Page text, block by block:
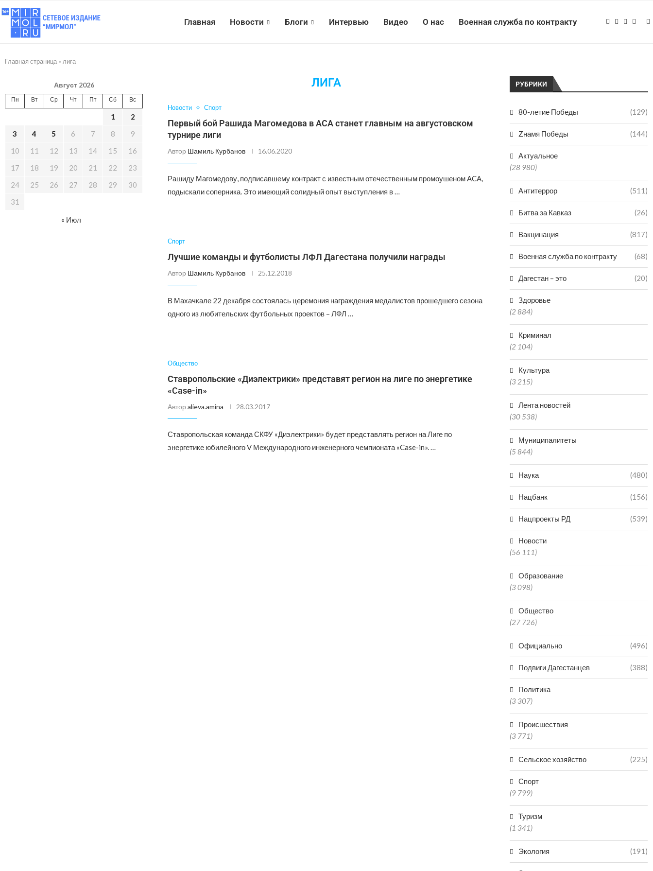
Главная Новости Блоги Интервью Видео О нас Военная служба по контракту
Главная страница » лига
ЛИГА
Новости Спорт
Первый бой Рашида Магомедова в ACA станет главным на августовском
турнире лиги
Автор Шамиль Курбанов 16.06.2020
Рашиду Магомедову, подписавшему контракт с известным отечественным промоушеном ACA,
подыскали соперника. Это имеющий солидный опыт выступления в …
Спорт
Лучшие команды и футболисты ЛФЛ Дагестана получили награды
Автор Шамиль Курбанов 25.12.2018
В Махачкале 22 декабря состоялась церемония награждения медалистов прошедшего сезона
одного из любительских футбольных проектов – ЛФЛ …
Общество
Ставропольские «Диэлектрики» представят регион на лиге по энергетике
«Case-in»
Автор alieva.amina 28.03.2017
Ставропольская команда СКФУ «Диэлектрики» будет представлять регион на Лиге по
энергетике юбилейного V Международного инженерного чемпионата «Case-in». …
РУБРИКИ
80-летие Победы (129)
Zнамя Победы (144)
Актуальное
(28 980)
Антитеррор (511)
Битва за Кавказ (26)
Вакцинация (817)
Военная служба по контракту (68)
Дагестан – это (20)
Здоровье
(2 884)
Криминал
(2 104)
Культура
(3 215)
Лента новостей
(30 538)
Муниципалитеты
(5 844)
Наука (480)
Нацбанк (156)
Нацпроекты РД (539)
Новости
(56 111)
Образование
(3 098)
Общество
(27 726)
Официально (496)
Подвиги Дагестанцев (388)
Политика
(3 307)
Происшествия
(3 771)
Сельское хозяйство (225)
Спорт
(9 799)
Туризм
(1 341)
Экология (191)
Август 2026
Пн Вт Ср Чт Пт Сб Вс
1
2
3
4 5 6 7 8
9
10
11 12 13 14 15
16
17
18 19 20 21 22
23
24
25 26 27 28 29
30
31
« Июл